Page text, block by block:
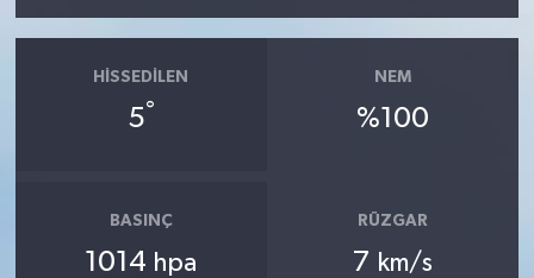
HISSEDILEN
5°
NEM
%100
BASINÇ
1014 hpa
RÜZGAR
7 km/s